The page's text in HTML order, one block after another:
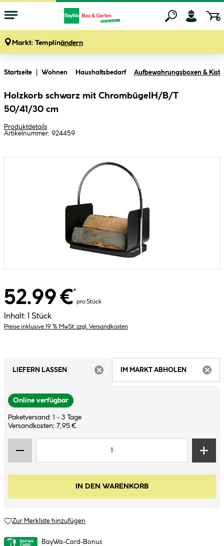
Markt: Templinändern
Startseite Wohnen Haushaltsbedarf Aufbewahrungsboxen &
Holzkorb schwarz mit ChrombügelH/B/T
50/41/30 cm
Produktdetails
Artikelnummer: 924459
52.99 €*
pro Stück
Inhalt: 1 Stück
Preise inklusive 19 % MwSt. zzgl. Versandkosten
LIEFERN LASSEN
IM MARKT ABHOLEN
Online verfügbar
Paketversand: 1 - 3 Tage
Versandkosten: 7,95 €
IN DEN WARENKORB
Zur Merkliste hinzufügen
BayWa-Card-Bonus